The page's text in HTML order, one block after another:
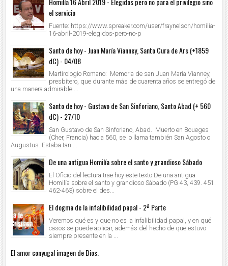
el servicio
Fuente: https://www.spreaker.com/user/fraynelson/homilia-
16-abril-2019-elegidos-pero-no-p
Santo de hoy - Juan María Vianney, Santo Cura de Ars (+1859
dC) - 04/08
Martirologio Romano: Memoria de san Juan María Vianney,
presbítero, que durante más de cuarenta años se entregó de
una manera admirable ...
Santo de hoy - Gustavo de San Sinforiano, Santo Abad (+ 560
dC) - 27/10
San Gustavo de San Sinforiano, Abad. Muerto en Boueges
(Cher, Francia) hacia 560, se lo llama también San Agosto o
Augustus. Estaba tan ...
De una antigua Homilía sobre el santo y grandioso Sábado
El Oficio del lectura trae hoy este texto De una antigua
Homilía sobre el santo y grandioso Sábado (PG 43, 439. 451.
462-463) sobre el des...
El dogma de la infalibilidad papal - 2ª Parte
Veremos qué es y que no es la infalibilidad papal, y en qué
casos se puede aplicar, además del hecho de que estuvo
siempre presente en la ...
El amor conyugal imagen de Dios.